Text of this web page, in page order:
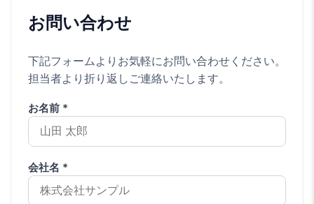
お問い合わせ
下記フォームよりお気軽にお問い合わせください。
担当者より折り返しご連絡いたします。
お名前 *
会社名 *